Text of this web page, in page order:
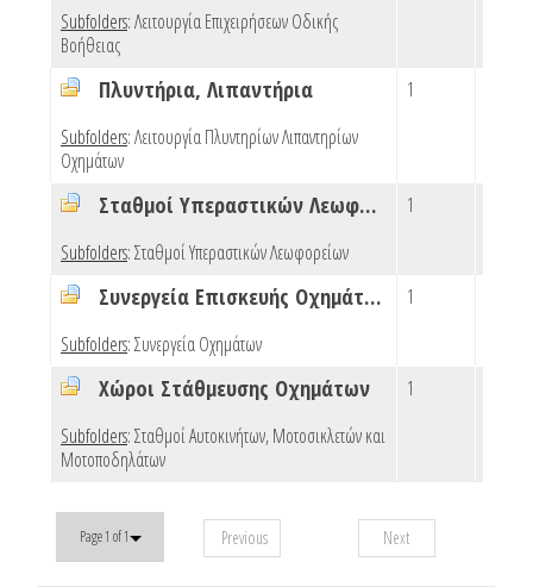
Subfolders:Λειτουργία Επιχειρήσεων Οδικής
Βοήθειας
Πλυντήρια, Λιπαντήρια
Subfolders:Λειτουργία Πλυντηρίων Λιπαντηρίων
Οχημάτων
1
Σταθμοί Υπεραστικών Λεωφορείων
Subfolders:Σταθμοί Υπεραστικών Λεωφορείων
1
Συνεργεία Επισκευής Οχημάτων
Subfolders:Συνεργεία Οχημάτων
1
Χώροι Στάθμευσης Οχημάτων
Subfolders:Σταθμοί Αυτοκινήτων, Μοτοσικλετών και
Μοτοποδηλάτων
1
Page 1 of 1 Previous Next